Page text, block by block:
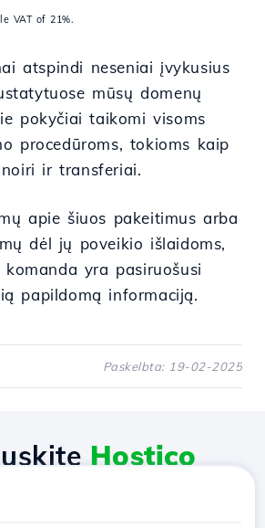
VAT of 21%.
atspindi neseniai įvykusius
mūsų domenų
pokyčiai taikomi visoms
procedūroms, tokioms kaip
ir transferiai.
apie šiuos pakeitimus arba
dėl jų poveikio išlaidoms,
yra pasiruošusi
papildomą informaciją.
Paskelbta: 19-02-2025
Hostico